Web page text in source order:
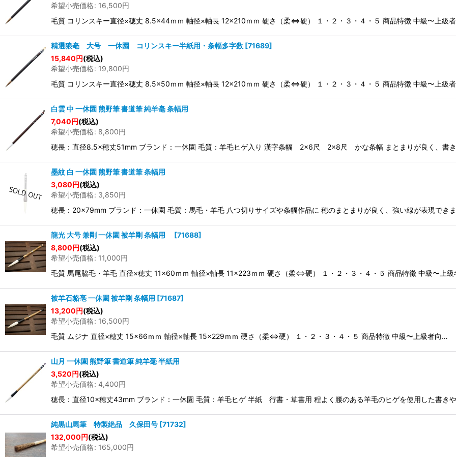
希望小売価格: 16,500円
毛質 コリンスキー直径×穂丈 8.5×44ｍｍ 軸径×軸長 12×210ｍｍ 硬さ（柔⇔硬） １・２・３・４・５ 商品特徴 中級〜上級
精選狼亳 大号 一休園 コリンスキー半紙用・条幅多字数 [71689]
15,840円(税込)
希望小売価格: 19,800円
毛質 コリンスキー直径×穂丈 8.5×50ｍｍ 軸径×軸長 12×210ｍｍ 硬さ（柔⇔硬） １・２・３・４・５ 商品特徴 中級〜上級
白雲 中 一休園 熊野筆 書道筆 純羊毫 条幅用
7,040円(税込)
希望小売価格: 8,800円
穂長：直径8.5×穂丈51mm ブランド：一休園 毛質：羊毛ヒゲ入り 漢字条幅 2×6尺 2×8尺 かな条幅 まとまりが良く、書き
墨紋 白 一休園 熊野筆 書道筆 条幅用
3,080円(税込)
希望小売価格: 3,850円
穂長：20×79mm ブランド：一休園 毛質：馬毛・羊毛 八つ切りサイズや条幅作品に 穂のまとまりが良く、強い線が表現できま
龍光 大号 兼剛 一休園 被羊剛 条幅用 [71688]
8,800円(税込)
希望小売価格: 11,000円
毛質 馬尾脇毛・羊毛 直径×穂丈 11×60ｍｍ 軸径×軸長 11×223ｍｍ 硬さ（柔⇔硬） １・２・３・４・５ 商品特徴 中級〜上
被羊石貉亳 一休園 被羊剛 条幅用 [71687]
13,200円(税込)
希望小売価格: 16,500円
毛質 ムジナ 直径×穂丈 15×66ｍｍ 軸径×軸長 15×229ｍｍ 硬さ（柔⇔硬） １・２・３・４・５ 商品特徴 中級〜上級者向…
山月 一休園 熊野筆 書道筆 純羊毫 半紙用
3,520円(税込)
希望小売価格: 4,400円
穂長：直径10×穂丈43mm ブランド：一休園 毛質：羊毛ヒゲ 半紙 行書・草書用 程よく腰のある羊毛のヒゲを使用した書き
純黒山馬筆 特製絶品 久保田号 [71732]
132,000円(税込)
希望小売価格: 165,000円